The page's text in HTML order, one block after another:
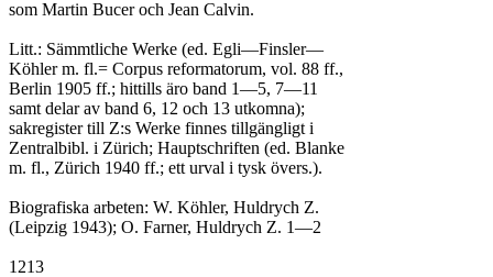
som Martin Bucer och Jean Calvin.
Litt.: Sämmtliche Werke (ed. Egli—Finsler—
Köhler m. fl.= Corpus reformatorum, vol. 88 ff.,
Berlin 1905 ff.; hittills äro band 1—5, 7—11
samt delar av band 6, 12 och 13 utkomna);
sakregister till Z:s Werke finnes tillgängligt i
Zentralbibl. i Zürich; Hauptschriften (ed. Blanke
m. fl., Zürich 1940 ff.; ett urval i tysk övers.).
Biografiska arbeten: W. Köhler, Huldrych Z.
(Leipzig 1943); O. Farner, Huldrych Z. 1—2
1213